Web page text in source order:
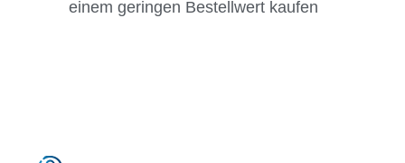
einem geringen Bestellwert kaufen